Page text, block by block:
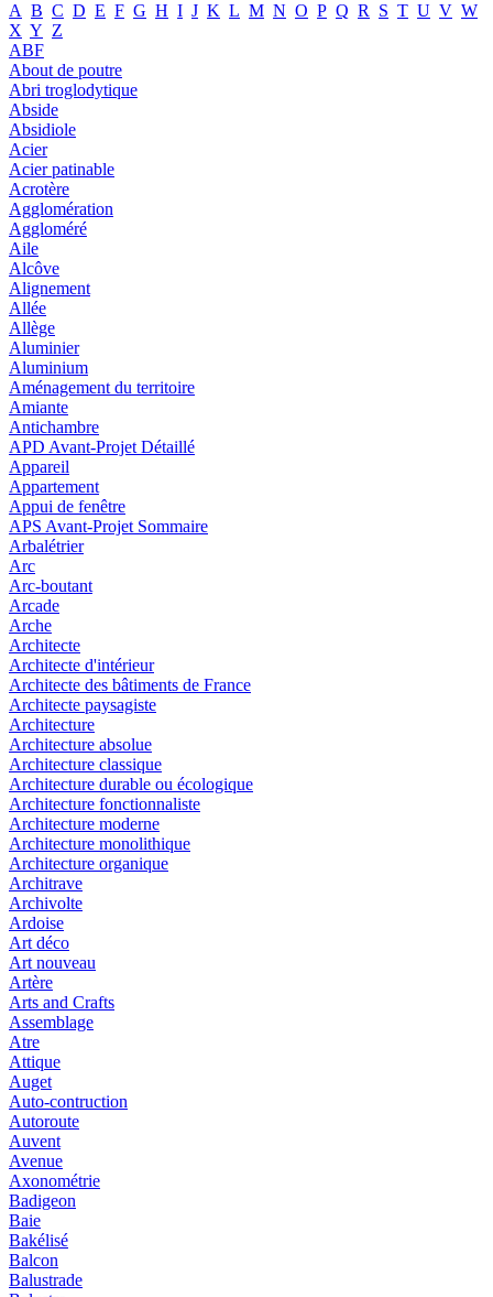
A B C D E F G H I J K L M N O P Q R S T U V W
X Y Z
ABF
About de poutre
Abri troglodytique
Abside
Absidiole
Acier
Acier patinable
Acrotère
Agglomération
Aggloméré
Aile
Alcôve
Alignement
Allée
Allège
Aluminier
Aluminium
Aménagement du territoire
Amiante
Antichambre
APD Avant-Projet Détaillé
Appareil
Appartement
Appui de fenêtre
APS Avant-Projet Sommaire
Arbalétrier
Arc
Arc-boutant
Arcade
Arche
Architecte
Architecte d'intérieur
Architecte des bâtiments de France
Architecte paysagiste
Architecture
Architecture absolue
Architecture classique
Architecture durable ou écologique
Architecture fonctionnaliste
Architecture moderne
Architecture monolithique
Architecture organique
Architrave
Archivolte
Ardoise
Art déco
Art nouveau
Artère
Arts and Crafts
Assemblage
Atre
Attique
Auget
Auto-contruction
Autoroute
Auvent
Avenue
Axonométrie
Badigeon
Baie
Bakélisé
Balcon
Balustrade